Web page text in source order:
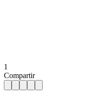
1
Compartir